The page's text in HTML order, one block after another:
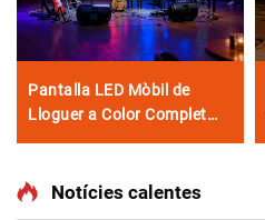
Pantalla LED Mòbil de
Lloguer a Color Complet
Notícies calentes